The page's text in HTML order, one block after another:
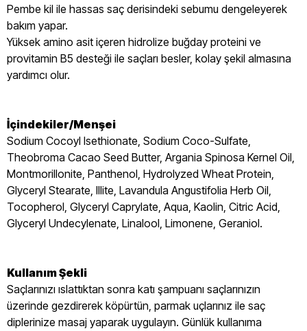
Pembe kil ile hassas saç derisindeki sebumu dengeleyerek
bakım yapar.
Yüksek amino asit içeren hidrolize buğday proteini ve
provitamin B5 desteği ile saçları besler, kolay şekil almasına
yardımcı olur.
İçindekiler/Menşei
Sodium Cocoyl Isethionate, Sodium Coco-Sulfate,
Theobroma Cacao Seed Butter, Argania Spinosa Kernel Oil,
Montmorillonite, Panthenol, Hydrolyzed Wheat Protein,
Glyceryl Stearate, Illite, Lavandula Angustifolia Herb Oil,
Tocopherol, Glyceryl Caprylate, Aqua, Kaolin, Citric Acid,
Glyceryl Undecylenate, Linalool, Limonene, Geraniol.
Kullanım Şekli
Saçlarınızı ıslattıktan sonra katı şampuanı saçlarınızın
üzerinde gezdirerek köpürtün, parmak uçlarınız ile saç
diplerinize masaj yaparak uygulayın. Günlük kullanıma